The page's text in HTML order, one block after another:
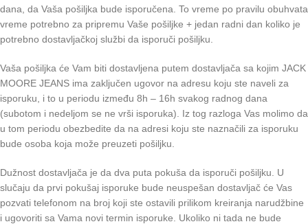
dana, da Vaša pošiljka bude isporučena. To vreme po pravilu obuhvata
vreme potrebno za pripremu Vaše pošiljke + jedan radni dan koliko je
potrebno dostavljačkoj službi da isporuči pošiljku.
Vaša pošiljka će Vam biti dostavljena putem dostavljača sa kojim JACK
MOORE JEANS ima zaključen ugovor na adresu koju ste naveli za
isporuku, i to u periodu između 8h – 16h svakog radnog dana
(subotom i nedeljom se ne vrši isporuka). Iz tog razloga Vas molimo da
u tom periodu obezbedite da na adresi koju ste naznačili za isporuku
bude osoba koja može preuzeti pošiljku.
Dužnost dostavljača je da dva puta pokuša da isporuči pošiljku. U
slučaju da prvi pokušaj isporuke bude neuspešan dostavljač će Vas
pozvati telefonom na broj koji ste ostavili prilikom kreiranja narudžbine
i ugovoriti sa Vama novi termin isporuke. Ukoliko ni tada ne bude